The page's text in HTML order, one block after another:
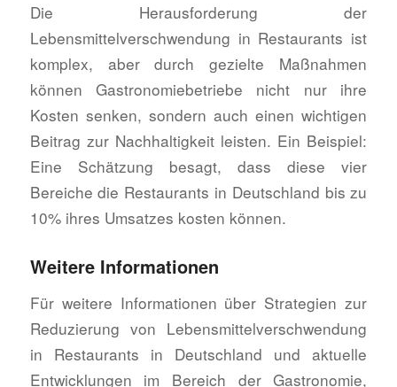
Die Herausforderung der
Lebensmittelverschwendung in Restaurants ist
komplex, aber durch gezielte Maßnahmen
können Gastronomiebetriebe nicht nur ihre
Kosten senken, sondern auch einen wichtigen
Beitrag zur Nachhaltigkeit leisten. Ein Beispiel:
Eine Schätzung besagt, dass diese vier
Bereiche die Restaurants in Deutschland bis zu
10% ihres Umsatzes kosten können.
Weitere Informationen
Für weitere Informationen über Strategien zur
Reduzierung von Lebensmittelverschwendung
in Restaurants in Deutschland und aktuelle
Entwicklungen im Bereich der Gastronomie,